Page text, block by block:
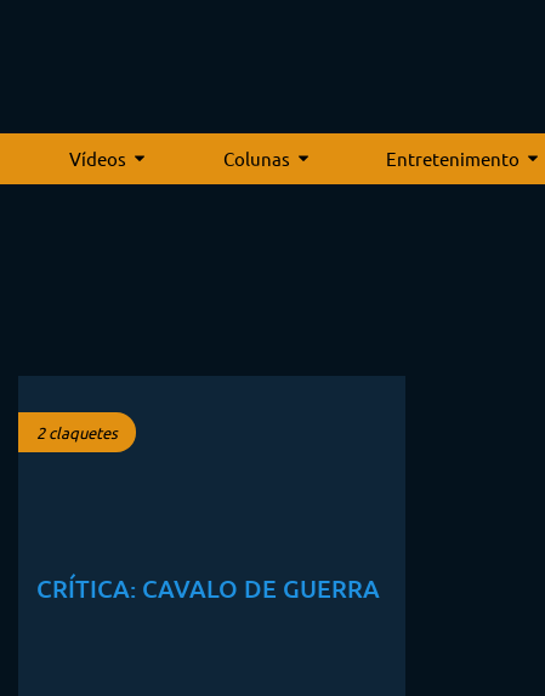
Vídeos Colunas Entretenimento
2 claquetes
CRÍTICA: CAVALO DE GUERRA